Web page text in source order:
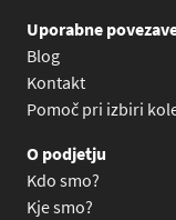
Uporabne
Blog
Kontakt
Pomoč pri izbiri
O podjetju
Kdo smo?
Kje smo?